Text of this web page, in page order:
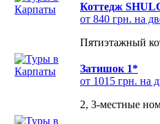
Коттедж
от 840 грн. на
Пятиэтажный
Затишок 1*
от 1015 грн. на
2, 3-местные